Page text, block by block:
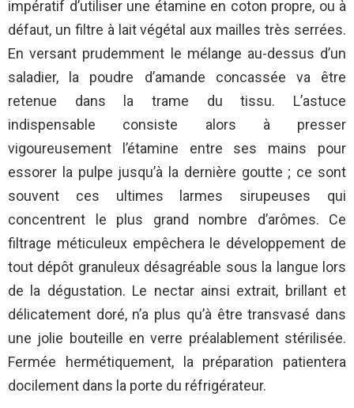
impératif d’utiliser une étamine en coton propre, ou à
défaut, un filtre à lait végétal aux mailles très serrées.
En versant prudemment le mélange au-dessus d’un
saladier, la poudre d’amande concassée va être
retenue dans la trame du tissu. L’astuce
indispensable consiste alors à presser
vigoureusement l’étamine entre ses mains pour
essorer la pulpe jusqu’à la dernière goutte ; ce sont
souvent ces ultimes larmes sirupeuses qui
concentrent le plus grand nombre d’arômes. Ce
filtrage méticuleux empêchera le développement de
tout dépôt granuleux désagréable sous la langue lors
de la dégustation. Le nectar ainsi extrait, brillant et
délicatement doré, n’a plus qu’à être transvasé dans
une jolie bouteille en verre préalablement stérilisée.
Fermée hermétiquement, la préparation patientera
docilement dans la porte du réfrigérateur.